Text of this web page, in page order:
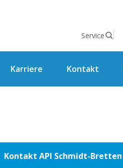
Service
Karriere Kontakt
Kontakt API Schmidt-Bretten